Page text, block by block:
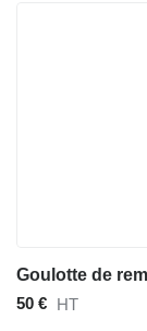
50 € HT